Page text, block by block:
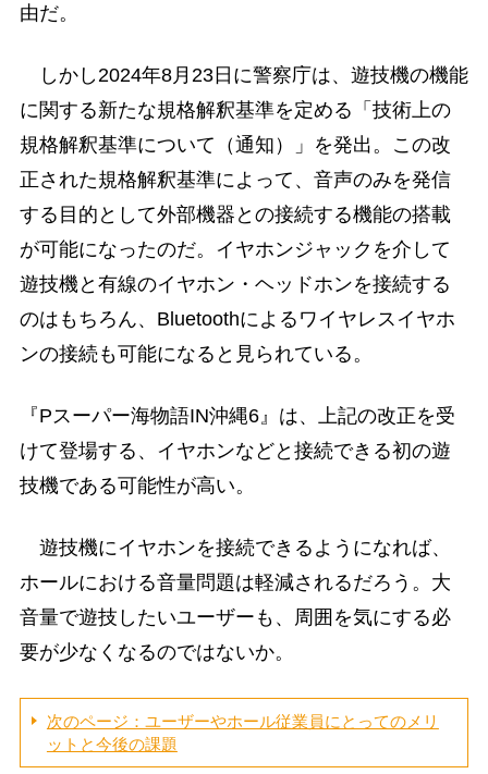
由だ。
しかし2024年8月23日に警察庁は、遊技機の機能
に関する新たな規格解釈基準を定める「技術上の
規格解釈基準について（通知）」を発出。この改
正された規格解釈基準によって、音声のみを発信
する目的として外部機器との接続する機能の搭載
が可能になったのだ。イヤホンジャックを介して
遊技機と有線のイヤホン・ヘッドホンを接続する
のはもちろん、Bluetoothによるワイヤレスイヤホ
ンの接続も可能になると見られている。
『Pスーパー海物語IN沖縄6』は、上記の改正を受
けて登場する、イヤホンなどと接続できる初の遊
技機である可能性が高い。
遊技機にイヤホンを接続できるようになれば、
ホールにおける音量問題は軽減されるだろう。大
音量で遊技したいユーザーも、周囲を気にする必
要が少なくなるのではないか。
次のページ：ユーザーやホール従業員にとってのメリ
ットと今後の課題